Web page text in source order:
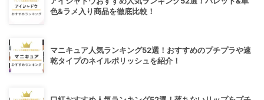
色&ラメ入り商品を徹底比較！
マニキュア人気ランキング52選！おすすめのプチプラや速
乾タイプのネイルポリッシュを紹介！